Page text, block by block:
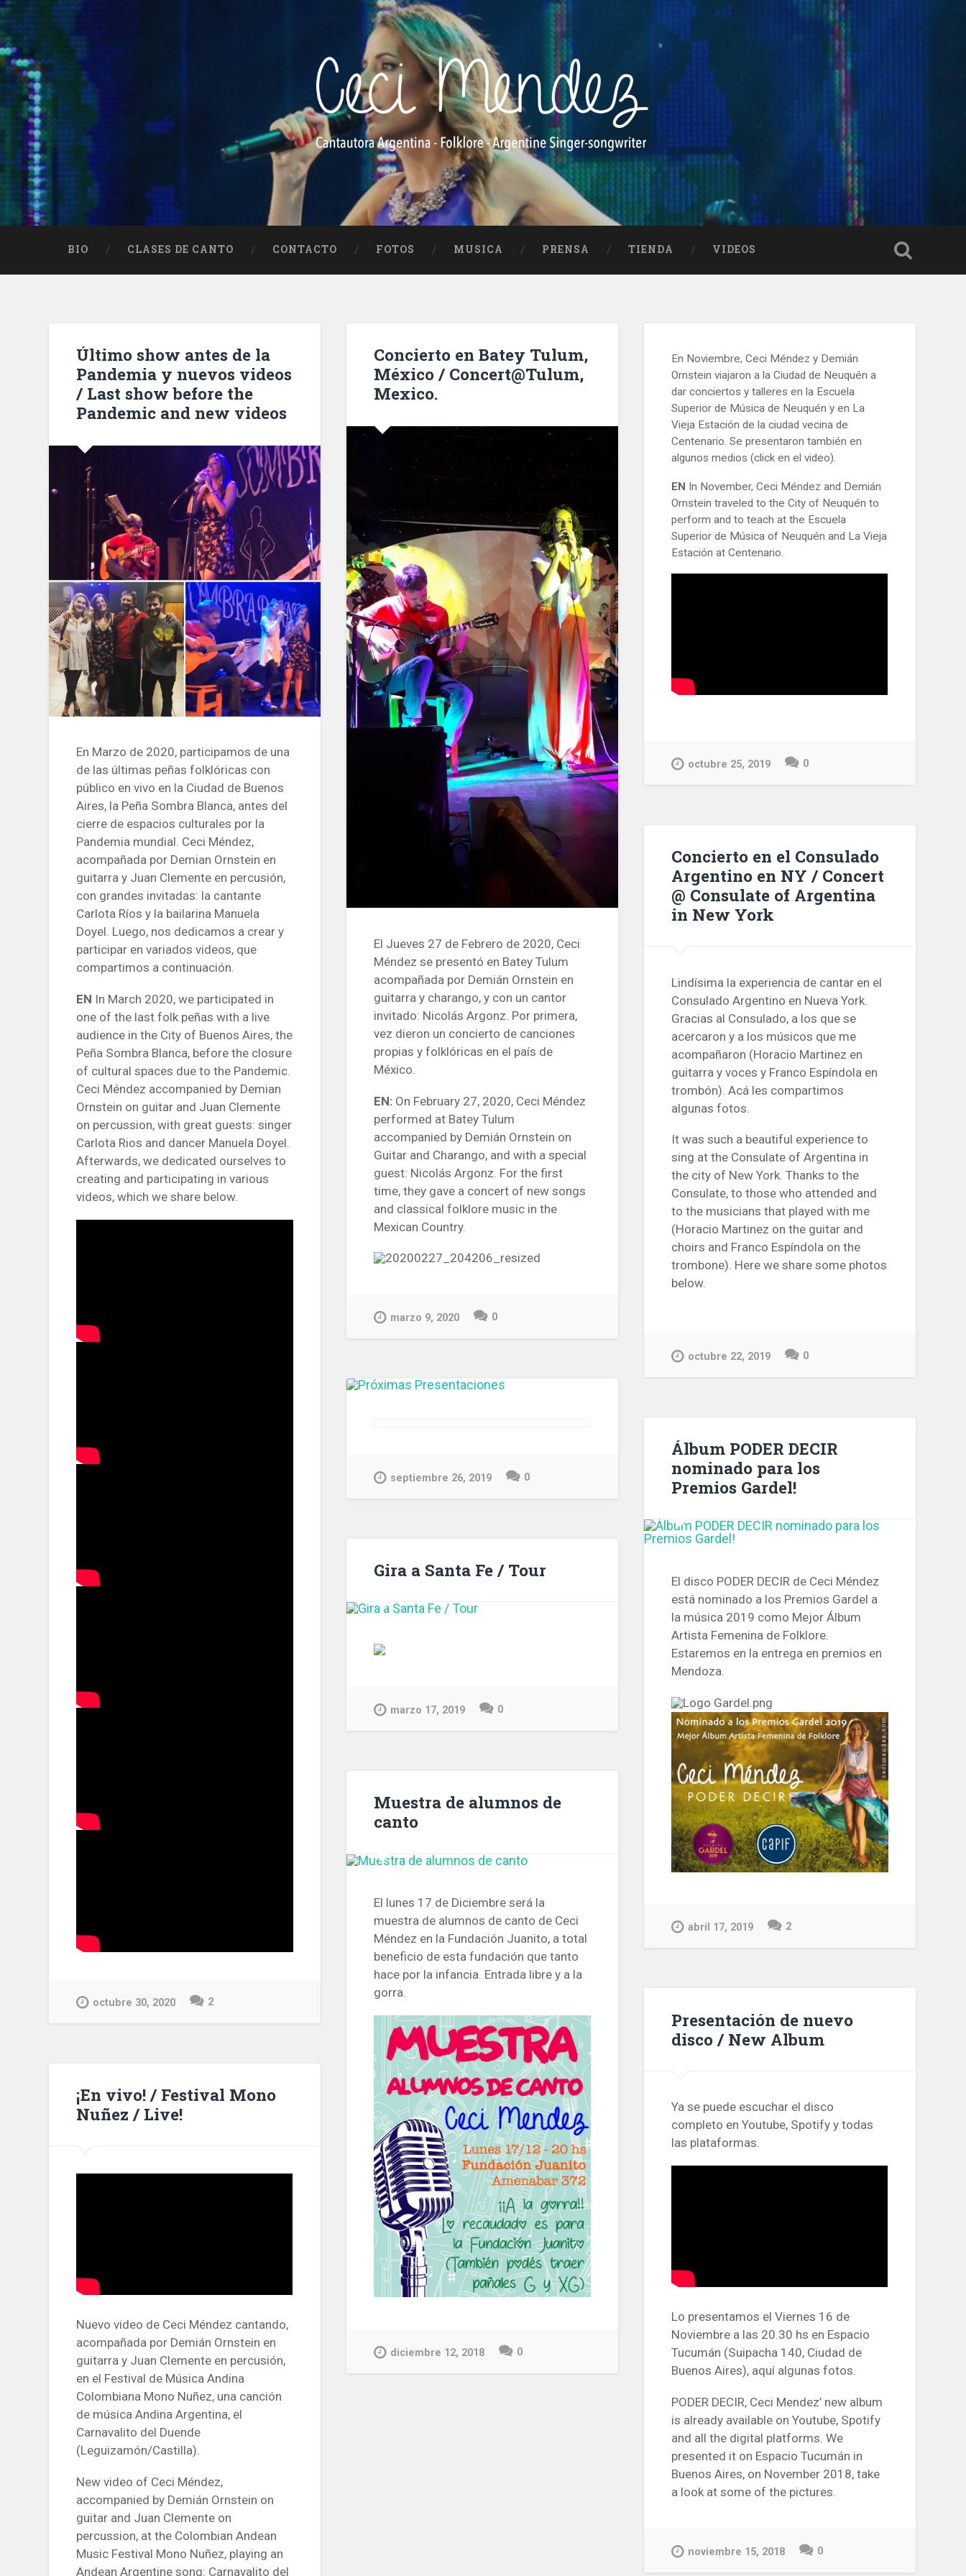
Skip
to
content
Search
Ceci Méndez
Cantautora Argentina – Folklore – Argentine Singer-songwriter
BIO CLASES DE CANTO CONTACTO FOTOS MUSICA PRENSA TIENDA VIDEOS
Último show antes de la
Pandemia y nuevos videos
/ Last show before the
Pandemic and new videos
En Marzo de 2020, participamos de una
de las últimas peñas folklóricas con
público en vivo en la Ciudad de Buenos
Aires, la Peña Sombra Blanca, antes del
cierre de espacios culturales por la
Pandemia mundial. Ceci Méndez,
acompañada por Demian Ornstein en
guitarra y Juan Clemente en percusión,
con grandes invitadas: la cantante
Carlota Ríos y la bailarina Manuela
Doyel. Luego, nos dedicamos a crear y
participar en variados videos, que
compartimos a continuación.
EN In March 2020, we participated in
one of the last folk peñas with a live
audience in the City of Buenos Aires, the
Peña Sombra Blanca, before the closure
of cultural spaces due to the Pandemic.
Ceci Méndez accompanied by Demian
Ornstein on guitar and Juan Clemente
on percussion, with great guests: singer
Carlota Rios and dancer Manuela Doyel.
Afterwards, we dedicated ourselves to
creating and participating in various
videos, which we share below.
octubre 30, 2020 2
Concierto en Batey Tulum,
México / Concert@Tulum,
Mexico.
El Jueves 27 de Febrero de 2020, Ceci
Méndez se presentó en Batey Tulum
acompañada por Demián Ornstein en
guitarra y charango, y con un cantor
invitado: Nicolás Argonz. Por primera,
vez dieron un concierto de canciones
propias y folklóricas en el país de
México.
EN: On February 27, 2020, Ceci Méndez
performed at Batey Tulum
accompanied by Demián Ornstein on
Guitar and Charango, and with a special
guest: Nicolás Argonz. For the first
time, they gave a concert of new songs
and classical folklore music in the
Mexican Country.
marzo 9, 2020 0
En Noviembre, Ceci Méndez y Demián
Ornstein viajaron a la Ciudad de Neuquén a
dar conciertos y talleres en la Escuela
Superior de Música de Neuquén y en La
Vieja Estación de la ciudad vecina de
Centenario. Se presentaron también en
algunos medios (click en el video).
EN In November, Ceci Méndez and Demián
Ornstein traveled to the City of Neuquén to
perform and to teach at the Escuela
Superior de Música of Neuquén and La Vieja
Estación at Centenario.
octubre 25, 2019 0
Concierto en el Consulado
Argentino en NY / Concert
@ Consulate of Argentina
in New York
Lindísima la experiencia de cantar en el
Consulado Argentino en Nueva York.
Gracias al Consulado, a los que se
acercaron y a los músicos que me
acompañaron (Horacio Martinez en
guitarra y voces y Franco Espíndola en
trombón). Acá les compartimos
algunas fotos.
It was such a beautiful experience to
sing at the Consulate of Argentina in
the city of New York. Thanks to the
Consulate, to those who attended and
to the musicians that played with me
(Horacio Martinez on the guitar and
choirs and Franco Espíndola on the
trombone). Here we share some photos
below.
octubre 22, 2019 0
septiembre 26, 2019 0
Álbum PODER DECIR
nominado para los
Premios Gardel!
El disco PODER DECIR de Ceci Méndez
está nominado a los Premios Gardel a
la música 2019 como Mejor Álbum
Artista Femenina de Folklore.
Estaremos en la entrega en premios en
Mendoza.
abril 17, 2019 2
Gira a Santa Fe / Tour
marzo 17, 2019 0
Muestra de alumnos de
canto
El lunes 17 de Diciembre será la
muestra de alumnos de canto de Ceci
Méndez en la Fundación Juanito, a total
beneficio de esta fundación que tanto
hace por la infancia. Entrada libre y a la
gorra.
diciembre 12, 2018 0
Presentación de nuevo
disco / New Album
Ya se puede escuchar el disco
completo en Youtube, Spotify y todas
las plataformas.
Lo presentamos el Viernes 16 de
Noviembre a las 20.30 hs en Espacio
Tucumán (Suipacha 140, Ciudad de
Buenos Aires), aquí algunas fotos.
PODER DECIR, Ceci Mendez’ new album
is already available on Youtube, Spotify
and all the digital platforms. We
presented it on Espacio Tucumán in
Buenos Aires, on November 2018, take
a look at some of the pictures.
noviembre 15, 2018 0
¡En vivo! / Festival Mono
Nuñez / Live!
Nuevo video de Ceci Méndez cantando,
acompañada por Demián Ornstein en
guitarra y Juan Clemente en percusión,
en el Festival de Música Andina
Colombiana Mono Nuñez, una canción
de música Andina Argentina, el
Carnavalito del Duende
(Leguizamón/Castilla).
New video of Ceci Méndez,
accompanied by Demián Ornstein on
guitar and Juan Clemente on
percussion, at the Colombian Andean
Music Festival Mono Nuñez, playing an
Andean Argentine song: Carnavalito del